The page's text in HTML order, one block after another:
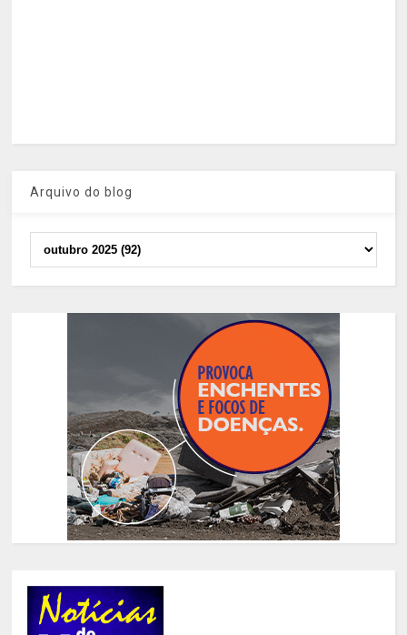
Arquivo do blog